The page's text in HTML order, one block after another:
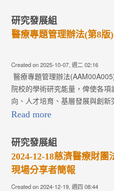
研究發展組
醫療專題管理辦法(第8版)
Created on 2025-10-07, 週二 02:16
醫療專題管理辦法
院校的學術研究能量，俾使各
向、人才培育、基層發展與創
Read more
研究發展組
2024-12-18慈濟醫療財
現場分享者簡報
Created on 2024-12-19, 週四 08:44